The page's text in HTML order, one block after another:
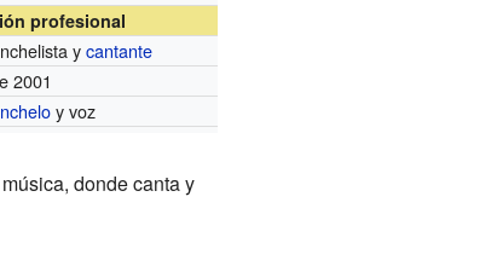
profesional
ycantante
2001
y voz
donde canta y